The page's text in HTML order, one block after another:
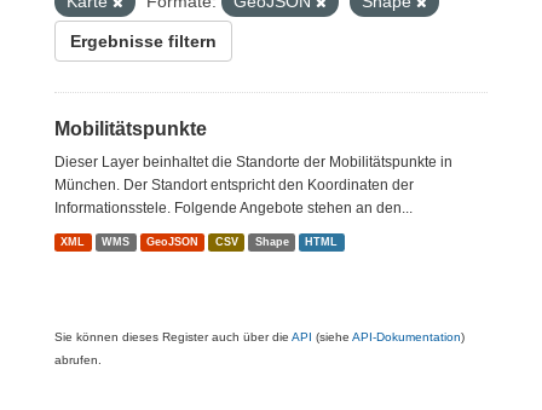
Ergebnisse filtern
Mobilitätspunkte
Dieser Layer beinhaltet die Standorte der Mobilitätspunkte in
München. Der Standort entspricht den Koordinaten der
Informationsstele. Folgende Angebote stehen an den...
XML WMS GeoJSON CSV Shape HTML
Sie können dieses Register auch über die API (siehe API-Dokumentation)
abrufen.